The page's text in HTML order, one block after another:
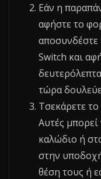
Εάν η
αφήστε το
αποσυνδέστε
Switch και
τώρα
Τσεκάρετε
Αυτές
καλώδιο ή
στην
θέση τους ή